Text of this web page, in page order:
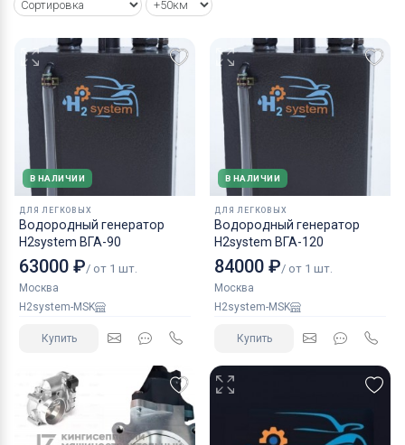
В НАЛИЧИИ
ДЛЯ ЛЕГКОВЫХ
Водородный генератор
H2system ВГА-90
63000 ₽/ от 1 шт.
Москва
H2system-MSK
Купить
В НАЛИЧИИ
ДЛЯ ЛЕГКОВЫХ
Водородный генератор
H2system ВГА-120
84000 ₽/ от 1 шт.
Москва
H2system-MSK
Купить